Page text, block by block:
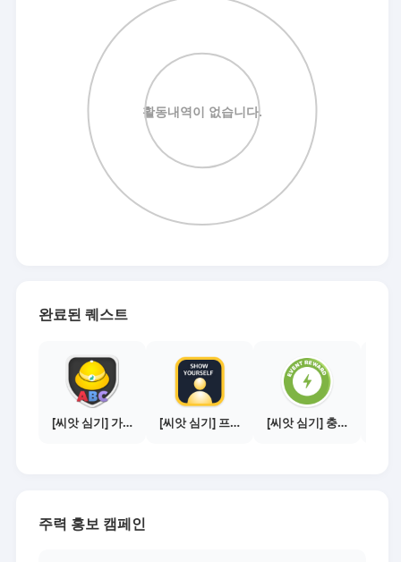
완료된 퀘스트
[씨앗 심기] 가이드보기 - 매체별 활동 가이드 [씨앗 심기] 프로필 사진 등록하기 [씨앗 심기] 충전소에서 이벤트 1건 이상 참여하기
주력 홍보 캠페인